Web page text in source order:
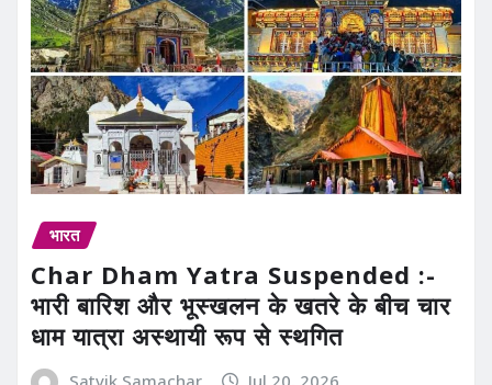
भारत
Char Dham Yatra Suspended :-
भारी बारिश और भूस्खलन के खतरे के बीच चार
धाम यात्रा अस्थायी रूप से स्थगित